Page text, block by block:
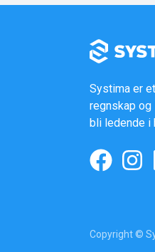
Systima er
regnskap
bli ledende i
Copyright ©